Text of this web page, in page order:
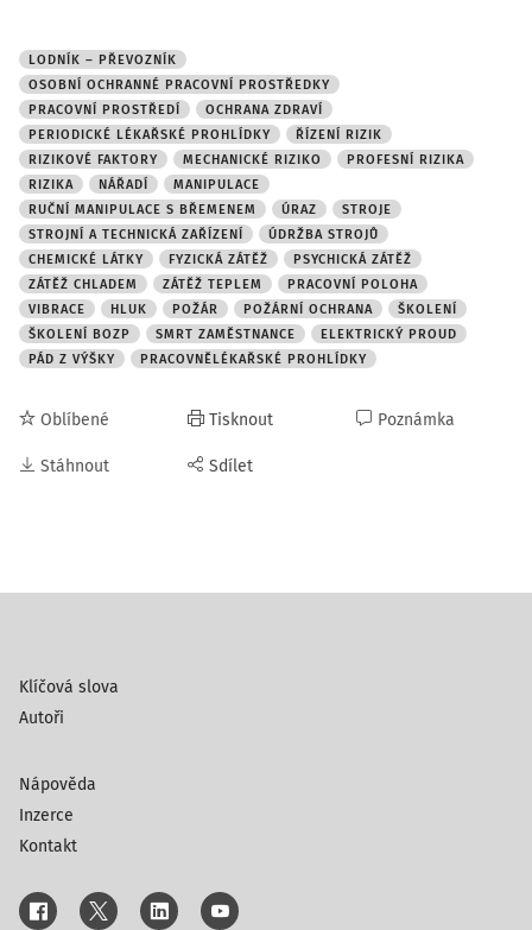
LODNÍK – PŘEVOZNÍK
OSOBNÍ OCHRANNÉ PRACOVNÍ PROSTŘEDKY
PRACOVNÍ PROSTŘEDÍ
OCHRANA ZDRAVÍ
PERIODICKÉ LÉKAŘSKÉ PROHLÍDKY
ŘÍZENÍ RIZIK
RIZIKOVÉ FAKTORY
MECHANICKÉ RIZIKO
PROFESNÍ RIZIKA
RIZIKA
NÁŘADÍ
MANIPULACE
RUČNÍ MANIPULACE S BŘEMENEM
ÚRAZ
STROJE
STROJNÍ A TECHNICKÁ ZAŘÍZENÍ
ÚDRŽBA STROJŮ
CHEMICKÉ LÁTKY
FYZICKÁ ZÁTĚŽ
PSYCHICKÁ ZÁTĚŽ
ZÁTĚŽ CHLADEM
ZÁTĚŽ TEPLEM
PRACOVNÍ POLOHA
VIBRACE
HLUK POŽÁR POŽÁRNÍ OCHRANA
ŠKOLENÍ
ŠKOLENÍ BOZP
SMRT ZAMĚSTNANCE
ELEKTRICKÝ PROUD
PÁD Z VÝŠKY
PRACOVNĚLÉKAŘSKÉ PROHLÍDKY
Oblíbené
Stáhnout
Tisknout
Sdílet
Poznámka
Klíčová slova
Autoři
Nápověda
Inzerce
Kontakt